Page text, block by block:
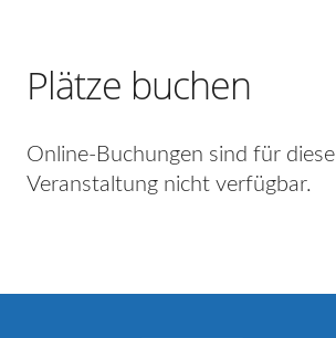
Plätze buchen
Online-Buchungen sind für diese
Veranstaltung nicht verfügbar.